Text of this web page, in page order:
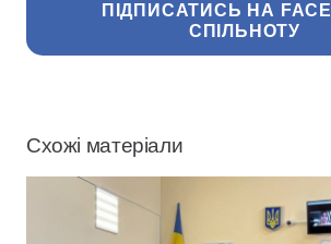
ПІДПИСАТИСЬ НА
СПІЛЬНОТУ
Схожі матеріали